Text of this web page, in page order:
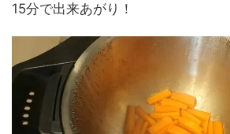
15分で出来あがり！